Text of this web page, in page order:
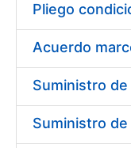
Show/Hide